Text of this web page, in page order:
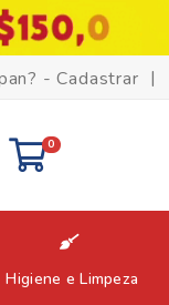
- Cadastrar |
0
Higiene e Limpeza